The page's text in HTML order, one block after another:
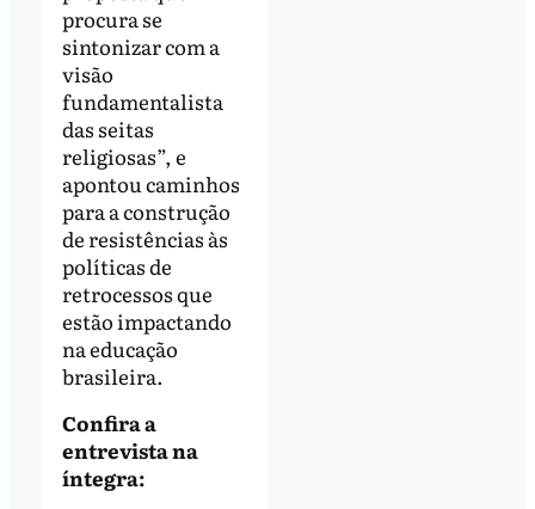
procura se
sintonizar com a
visão
fundamentalista
das seitas
religiosas”, e
apontou caminhos
para a construção
de resistências às
políticas de
retrocessos que
estão impactando
na educação
brasileira.
Confira a
entrevista na
íntegra: